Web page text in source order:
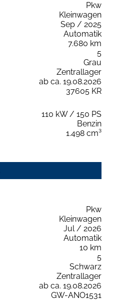
Pkw
Kleinwagen
Sep / 2025
Automatik
7.680 km
5
Grau
Zentrallager
ab ca. 19.08.2026
37605 KR
110 kW / 150 PS
Benzin
1.498 cm³
Pkw
Kleinwagen
Jul / 2026
Automatik
10 km
5
Schwarz
Zentrallager
ab ca. 19.08.2026
GW-ANO1531